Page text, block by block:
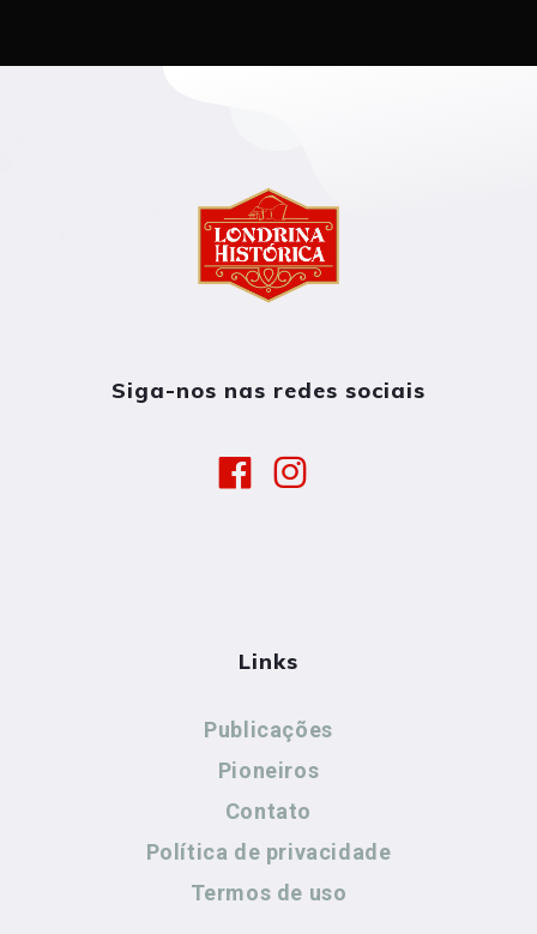
Siga-nos nas redes sociais
Links
Publicações
Pioneiros
Contato
Política de privacidade
Termos de uso